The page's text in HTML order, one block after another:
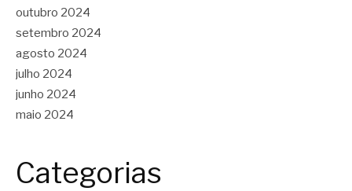
outubro 2024
setembro 2024
agosto 2024
julho 2024
junho 2024
maio 2024
Categorias